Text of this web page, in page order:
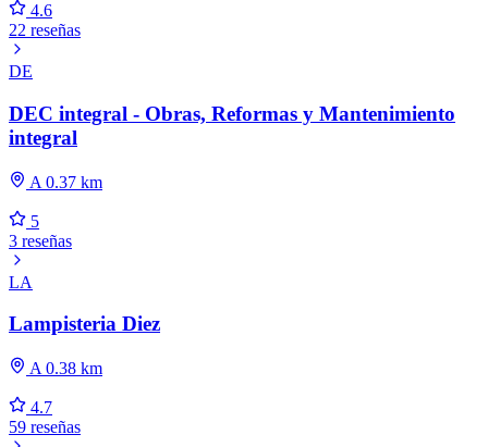
4.6
22 reseñas
DE
DEC integral - Obras, Reformas y Mantenimiento
integral
A 0.37 km
5
3 reseñas
LA
Lampisteria Diez
A 0.38 km
4.7
59 reseñas